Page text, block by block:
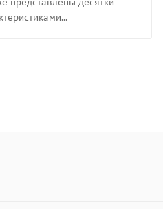
представлены десятки